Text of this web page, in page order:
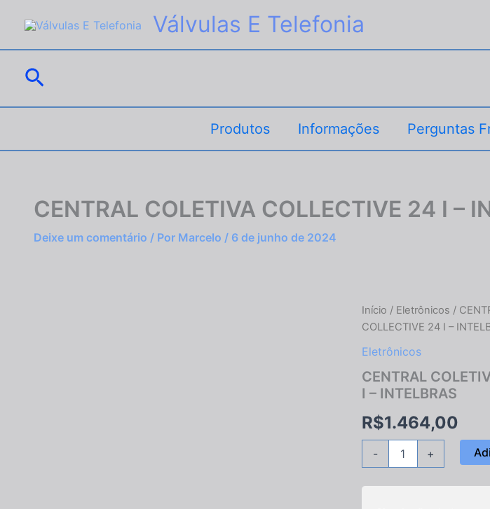
Válvulas E Telefonia
Pesquisar
Produtos Informações Perguntas
CENTRAL COLETIVA COLLECTIVE 24 I –
Deixe um comentário / Por Marcelo / 6 de junho de 2024
Início / Eletrônicos /
COLLECTIVE 24 I –
Eletrônicos
CENTRAL
I – INTELBRAS
R$1.464,00
-
CENTRAL
COLETIVA
24
-
INTELBRAS
+